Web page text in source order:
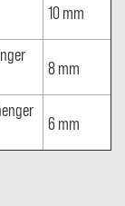
10 mm
8 mm
6 mm